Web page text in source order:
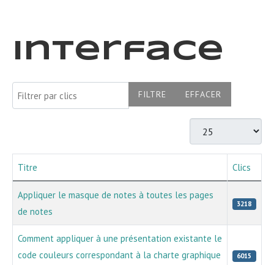
Interface
Filtrer par clics FILTRE EFFACER
Afficher #
Articles
Titre Clics
Appliquer le masque de notes à toutes les pages
de notes
3218
Comment appliquer à une présentation existante le
code couleurs correspondant à la charte graphique
6015